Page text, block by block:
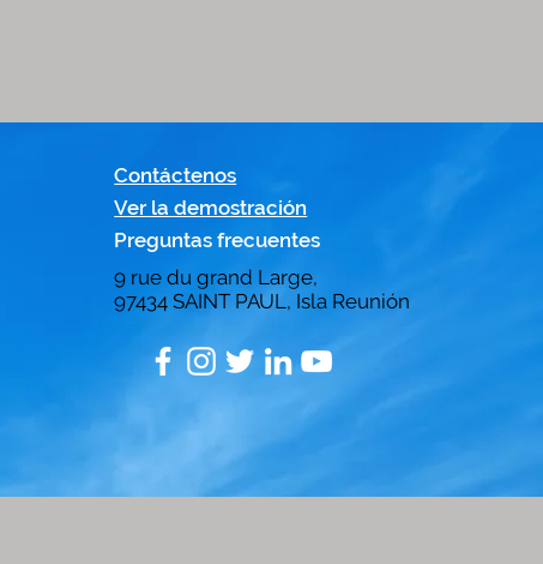
Contáctenos
Ver la demostración
Preguntas frecuentes
9 rue du grand Large,
97434 SAINT PAUL, Isla Reunión